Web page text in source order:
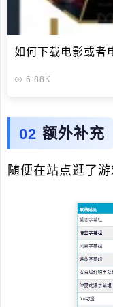
如何下载电影或者
6.88K
额外补充
随便在站点逛了